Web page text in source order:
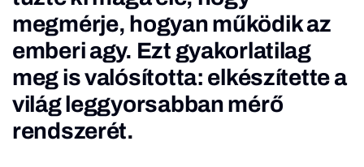
megmérje, hogyan működik az
emberi agy. Ezt gyakorlatilag
meg is valósította: elkészítette a
világ leggyorsabban mérő
rendszerét.